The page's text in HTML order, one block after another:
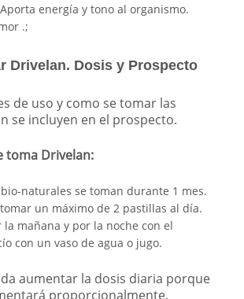
energía y tono al organismo.
.;
Drivelan. Dosis y Prospecto
de uso y como se tomar las
se incluyen en el prospecto.
toma Drivelan:
naturales se toman durante 1 mes.
tomar un máximo de 2 pastillas al día.
la mañana y por la noche con el
con un vaso de agua o jugo.
aumentar la dosis diaria porque
proporcionalmente.